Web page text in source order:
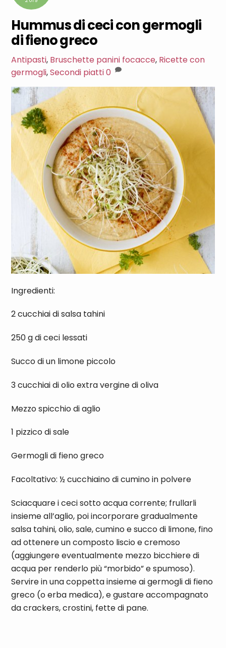
Hummus di ceci con germogli
di fieno greco
Antipasti, Bruschette panini focacce, Ricette con
germogli,Secondi piatti0
Ingredienti:
2 cucchiai di salsa tahini
250 g di ceci lessati
Succo di un limone piccolo
3 cucchiai di olio extra vergine di oliva
Mezzo spicchio di aglio
1 pizzico di sale
Germogli di fieno greco
Facoltativo: ½ cucchiaino di cumino in polvere
Sciacquare i ceci sotto acqua corrente; frullarli
insieme all’aglio, poi incorporare gradualmente
salsa tahini, olio, sale, cumino e succo di limone, fino
ad ottenere un composto liscio e cremoso
(aggiungere eventualmente mezzo bicchiere di
acqua per renderlo più “morbido” e spumoso).
Servire in una coppetta insieme ai germogli di fieno
greco (o erba medica), e gustare accompagnato
da crackers, crostini, fette di pane.